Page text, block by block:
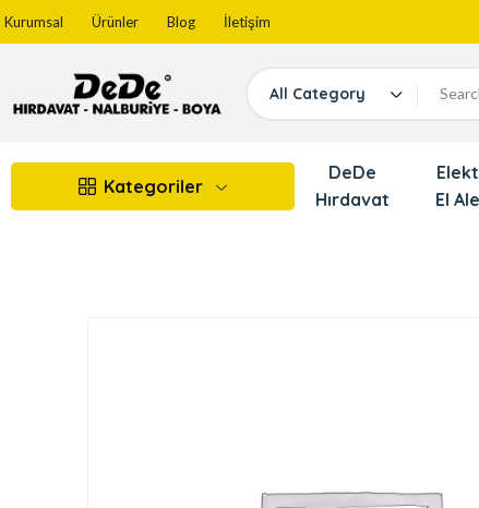
Kurumsal Ürünler Blog İletişim
All Category
Kategoriler
DeDe
Hırdavat
El